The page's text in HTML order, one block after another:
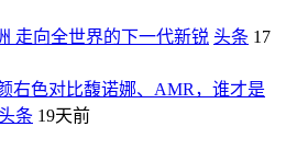
走向全世界的下一代新锐 头条 17
右色对比馥诺娜、AMR，谁才是
头条 19天前